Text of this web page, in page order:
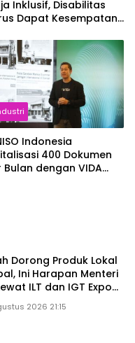
Inklusif, Disabilitas
Dapat Kesempatan
Indonesia
400 Dokumen
Bulan dengan VIDA
Dorong Produk Lokal
Ini Harapan Menteri
ILT dan IGT Expo
2026 21:15